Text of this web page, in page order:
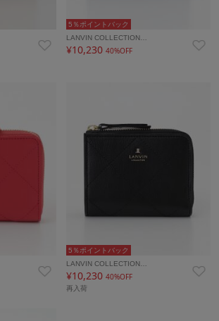
5％ポイントバック
LANVIN COLLECTION…
¥10,23040%OFF
5％ポイントバック
LANVIN COLLECTION…
¥10,23040%OFF
再入荷